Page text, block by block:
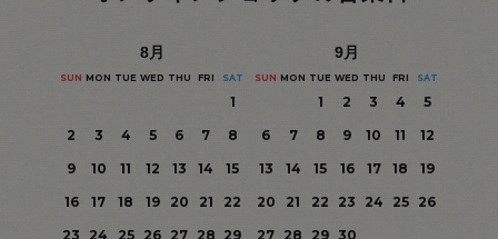
8月
SUN MON TUE WED THU FRI SAT
1
2
3 4 5 6 7
8
9
10 11 12 13 14
15
16
17 18 19 20 21
22
23
24 25 26 27 28 29
9月
SUN MON TUE WED THU FRI SAT
1 2 3 4
5
6
7 8 9 10 11
12
13
14 15 16 17 18
19
20
21 22 23 24 25
26
27 28 29 30